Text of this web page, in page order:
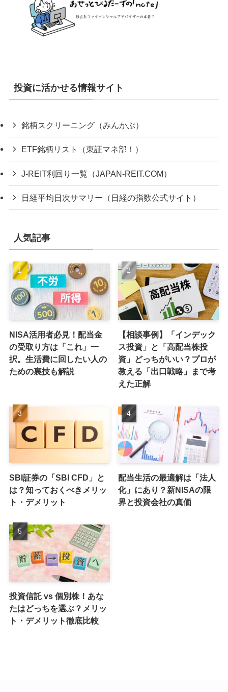
投資に活かせる情報サイト
銘柄スクリーニング（みんかぶ）
ETF銘柄リスト（東証マネ部！）
J-REIT利回り一覧（JAPAN-REIT.COM）
日経平均日次サマリー（日経の指数公式サイト）
人気記事
NISA活用者必見！配当金
の受取り方は「これ」一
択。生活費に回したい人の
ための裏技も解説
【相談事例】「インデック
ス投資」と「高配当株投
資」どっちがいい？プロが
教える「出口戦略」まで考
えた正解
SBI証券の「SBI CFD」と
は？知っておくべきメリッ
ト・デメリット
配当生活の最適解は「法人
化」にあり？新NISAの限
界と投資会社の真価
投資信託 vs 個別株！あな
たはどっちを選ぶ？メリッ
ト・デメリット徹底比較